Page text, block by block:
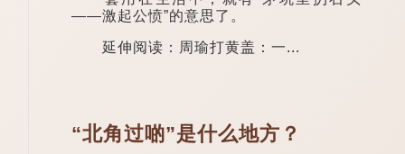
——激起公愤”的意思了。
延伸阅读：周瑜打黄盖：一...
“北角过啲”是什么地方？